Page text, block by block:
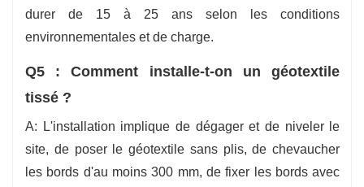
durer de 15 à 25 ans selon les conditions
environnementales et de charge.
Q5 : Comment installe-t-on un géotextile
tissé ?
A: L'installation implique de dégager et de niveler le
site, de poser le géotextile sans plis, de chevaucher
les bords d'au moins 300 mm, de fixer les bords avec